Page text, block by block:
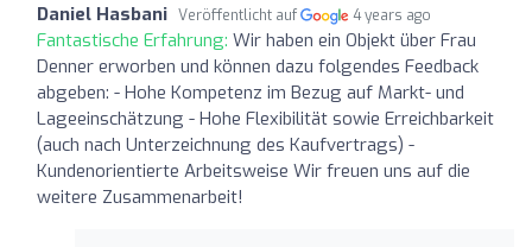
Daniel Hasbani Veröffentlicht auf 4 years ago
Fantastische Erfahrung: Wir haben ein Objekt über Frau
Denner erworben und können dazu folgendes Feedback
abgeben: - Hohe Kompetenz im Bezug auf Markt- und
Lageeinschätzung - Hohe Flexibilität sowie Erreichbarkeit
(auch nach Unterzeichnung des Kaufvertrags) -
Kundenorientierte Arbeitsweise Wir freuen uns auf die
weitere Zusammenarbeit!